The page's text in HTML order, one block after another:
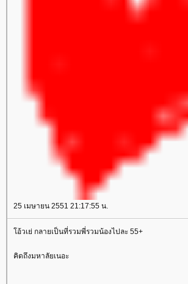
25 เมษายน 2551 21:17:55 น.
อ้วเย่ กลายเป็นที่รวมพี่รวมน้องไปละ 55+
คิดถึงมหาลัยเนอะ